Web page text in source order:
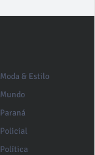
Moda & Estilo
Mundo
Paraná
Policial
Política